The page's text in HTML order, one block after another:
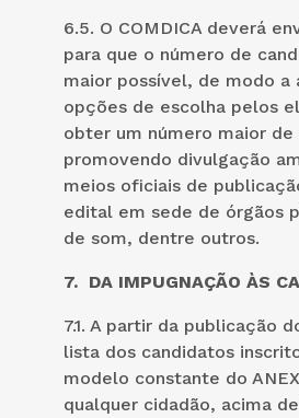
6.5. O COMDICA deverá
para que o número de
maior possível, de modo a
opções de escolha pelos
obter um número maior de
promovendo divulgação
meios oficiais de
edital em sede de órgãos
de som, dentre outros.
7. DA IMPUGNAÇÃO ÀS
7.1. A partir da publicação
lista dos candidatos
modelo constante do
qualquer cidadão, acima